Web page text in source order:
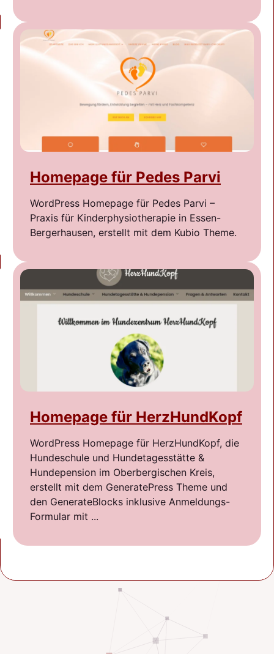
Homepage für Pedes Parvi
WordPress Homepage für Pedes Parvi –
Praxis für Kinderphysiotherapie in Essen-
Bergerhausen, erstellt mit dem Kubio Theme.
Homepage für HerzHundKopf
WordPress Homepage für HerzHundKopf, die
Hundeschule und Hundetagesstätte &
Hundepension im Oberbergischen Kreis,
erstellt mit dem GeneratePress Theme und
den GenerateBlocks inklusive Anmeldungs-
Formular mit ...